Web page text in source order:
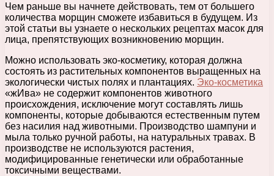
Чем раньше вы начнете действовать, тем от большего
количества морщин сможете избавиться в будущем. Из
этой статьи вы узнаете о нескольких рецептах масок для
лица, препятствующих возникновению морщин.
Можно использовать эко-косметику, которая должна
состоять из растительных компонентов выращенных на
экологически чистых полях и плантациях. Эко-косметика
«жИва» не содержит компонентов животного
происхождения, исключение могут составлять лишь
компоненты, которые добываются естественным путем
без насилия над животными. Производство шампуни и
мыла только ручной работы, на натуральных травах. В
производстве не используются растения,
модифицированные генетически или обработанные
токсичными веществами.